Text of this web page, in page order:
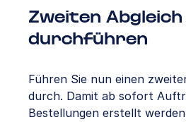
Zweiten Abgleich
durchführen
Führen Sie nun einen
durch. Damit ab sofort
Bestellungen erstellt